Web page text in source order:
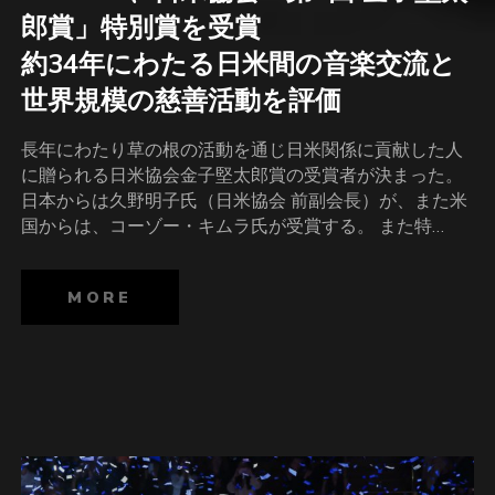
郎賞」特別賞を受賞
約34年にわたる日米間の音楽交流と
世界規模の慈善活動を評価
長年にわたり草の根の活動を通じ日米関係に貢献した人
に贈られる日米協会金子堅太郎賞の受賞者が決まった。
日本からは久野明子氏（日米協会 前副会長）が、また米
国からは、コーゾー・キムラ氏が受賞する。 また特…
MORE